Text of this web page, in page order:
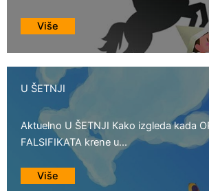
Više
U ŠETNJI
Aktuelno U ŠETNJI Кako izgleda kada
FALSIFIKATA krene u...
Više